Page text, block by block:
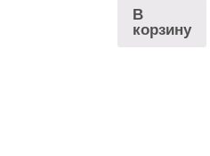
В
корзину